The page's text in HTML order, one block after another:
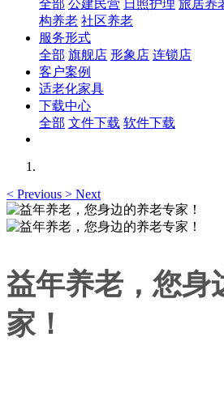
全部 公建民营 日照护理 旅居养
构养老 社区养老
服务形式
全部 旗舰店 形象店 连锁店
客户案例
适老化家具
下载中心
全部 文件下载 软件下载
< Previous > Next
益年养老，您身
家！